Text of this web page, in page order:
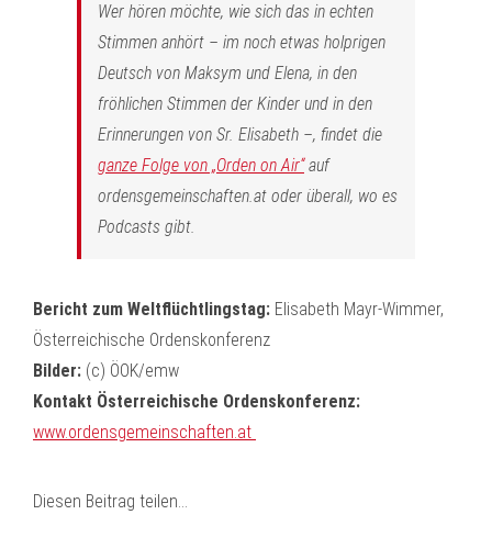
Wer hören möchte, wie sich das in echten
Stimmen anhört – im noch etwas holprigen
Deutsch von Maksym und Elena, in den
fröhlichen Stimmen der Kinder und in den
Erinnerungen von Sr. Elisabeth –, findet die
ganze Folge von „Orden on Air“auf
ordensgemeinschaften.at oder überall, wo es
Podcasts gibt.
Bericht zum Weltflüchtlingstag: Elisabeth Mayr-Wimmer,
Österreichische Ordenskonferenz
Bilder: (c) ÖOK/emw
Kontakt Österreichische Ordenskonferenz:
www.ordensgemeinschaften.at
Diesen Beitrag teilen...